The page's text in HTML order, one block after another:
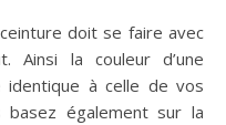
doit se faire avec
la couleur d’une
à celle de vos
basez également sur la